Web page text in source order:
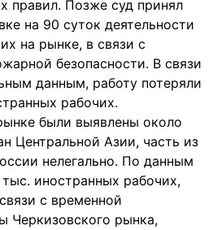
правил. Позже суд принял
на 90 суток деятельности
на рынке, в связи с
безопасности. В связи
данным, работу потеряли
рабочих.
были выявлены около
Центральной Азии, часть из
нелегально. По данным
иностранных рабочих,
с временной
Черкизовского рынка,